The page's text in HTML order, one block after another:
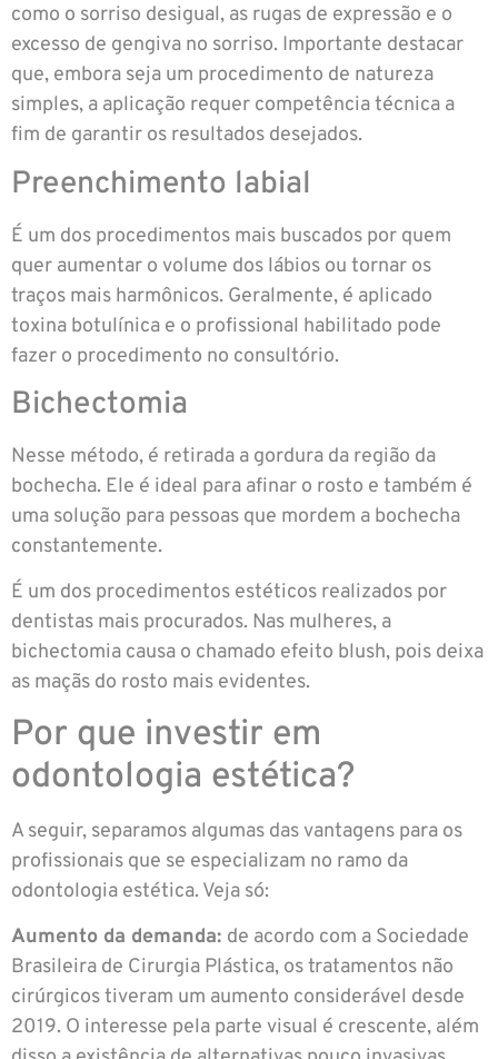
como o sorriso desigual, as rugas de expressão e o
excesso de gengiva no sorriso. Importante destacar
que, embora seja um procedimento de natureza
simples, a aplicação requer competência técnica a
fim de garantir os resultados desejados.
Preenchimento labial
É um dos procedimentos mais buscados por quem
quer aumentar o volume dos lábios ou tornar os
traços mais harmônicos. Geralmente, é aplicado
toxina botulínica e o profissional habilitado pode
fazer o procedimento no consultório.
Bichectomia
Nesse método, é retirada a gordura da região da
bochecha. Ele é ideal para afinar o rosto e também é
uma solução para pessoas que mordem a bochecha
constantemente.
É um dos procedimentos estéticos realizados por
dentistas mais procurados. Nas mulheres, a
bichectomia causa o chamado efeito blush, pois deixa
as maçãs do rosto mais evidentes.
Por que investir em
odontologia estética?
A seguir, separamos algumas das vantagens para os
profissionais que se especializam no ramo da
odontologia estética. Veja só:
Aumento da demanda: de acordo com a Sociedade
Brasileira de Cirurgia Plástica, os tratamentos não
cirúrgicos tiveram um aumento considerável desde
2019. O interesse pela parte visual é crescente, além